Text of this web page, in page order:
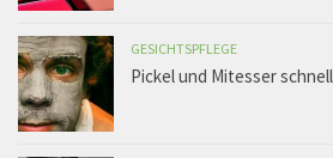
GESICHTSPFLEGE
Pickel und Mitesser